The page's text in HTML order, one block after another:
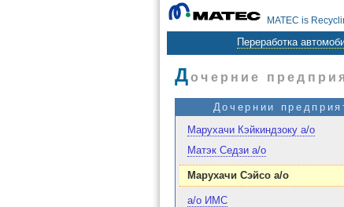
MATEC is
Переработка
Дочерние
Дочернии
Марухачи Кэйкиндзоку а/о
Матэк Седзи а/о
Марухачи Сэйсо а/о
а/о ИМС